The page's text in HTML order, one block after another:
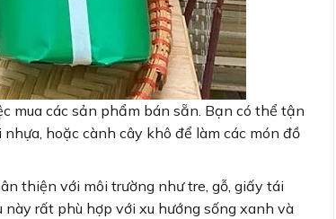
mua các sản phẩm bán sẵn. Bạn có thể tận
hoặc cành cây khô để làm các món đồ
thiện với môi trường như tre, gỗ, giấy tái
rất phù hợp với xu hướng sống xanh và